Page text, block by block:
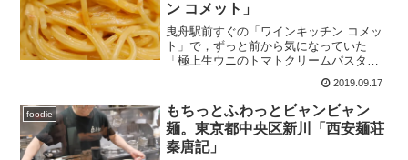
ン コメット」
曳舟駅前すぐの「ワインキッチン コメッ
ト」で，ずっと前から気になっていた
「極上生ウニのトマトクリームパスタ」
2019.09.17
foodie
もちっとふわっとビャンビャン
麺。東京都中央区新川「西安麺荘
秦唐記」